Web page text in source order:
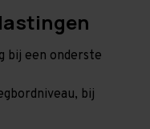
bij een onderste
bij